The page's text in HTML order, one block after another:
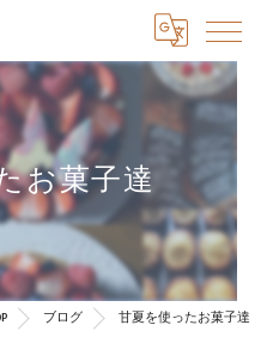
お菓子達
ブログ 甘夏を使ったお菓子達